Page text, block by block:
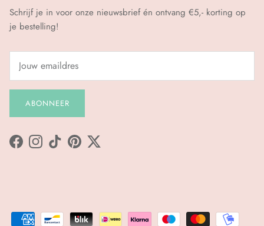
Schrijf je in voor onze nieuwsbrief én ontvang €5,- korting op
je bestelling!
ABONNEER
FacebookInstagram
TikTokPinterestTwitter